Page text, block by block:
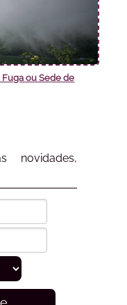
ou Sede de
novidades,